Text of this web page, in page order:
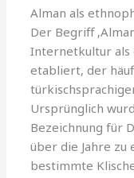
Alman als
Der Begriff
Internetkultur als
etabliert, der
Ursprünglich
Bezeichnung für
über die Jahre
bestimmte